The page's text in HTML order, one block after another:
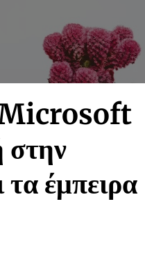
Microsoft
στην
τα έμπειρα